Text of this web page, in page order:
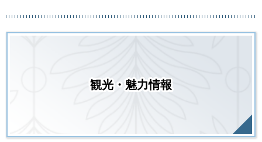
観光・魅力情報